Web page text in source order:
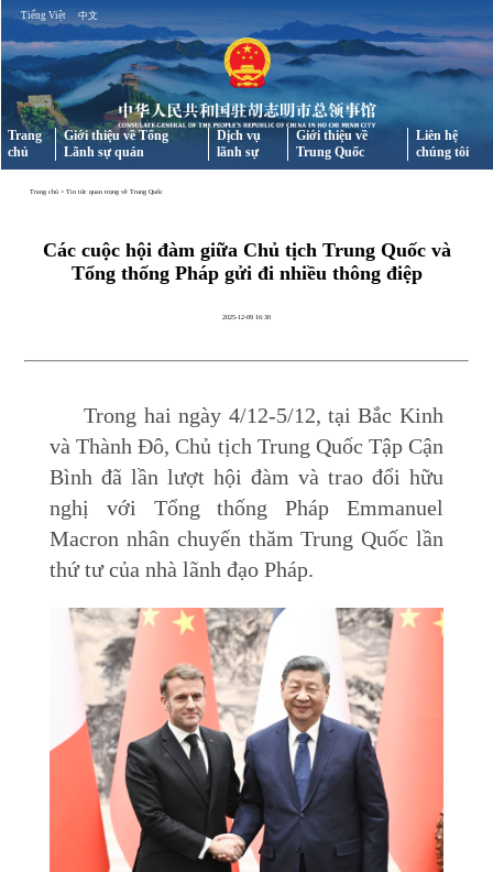
Tiếng Việt 中文
Trang
chủ
Giới thiệu về Tổng
Lãnh sự quán
Dịch vụ
lãnh sự
Giới thiệu về
Trung Quốc
Liên hệ
chúng tôi
Trang chủ >Tin tức quan trọng về Trung Quốc
Các cuộc hội đàm giữa Chủ tịch Trung Quốc và
Tổng thống Pháp gửi đi nhiều thông điệp
2025-12-09 16:30
Trong hai ngày 4/12-5/12, tại Bắc Kinh
và Thành Đô, Chủ tịch Trung Quốc Tập Cận
Bình đã lần lượt hội đàm và trao đổi hữu
nghị với Tổng thống Pháp Emmanuel
Macron nhân chuyến thăm Trung Quốc lần
thứ tư của nhà lãnh đạo Pháp.